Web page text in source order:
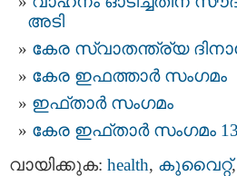
അടി
കേര സ്വാതന്ത്ര്യ
കേര ഇഫത്താര്‍ സംഗമം
ഇഫ്താര്‍ സംഗമം
കേര ഇഫ്താര്‍ സംഗമം
വായിക്കുക: health, കുവൈറ്റ്‌,